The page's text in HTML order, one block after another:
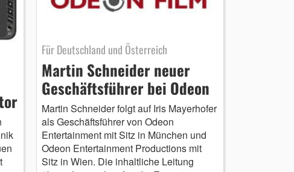
Für Deutschland und Österreich
Martin Schneider neuer
Geschäftsführer bei Odeon
Martin Schneider folgt auf Iris Mayerhofer
als Geschäftsführer von Odeon
Entertainment mit Sitz in München und
Odeon Entertainment Productions mit
Sitz in Wien. Die inhaltliche Leitung